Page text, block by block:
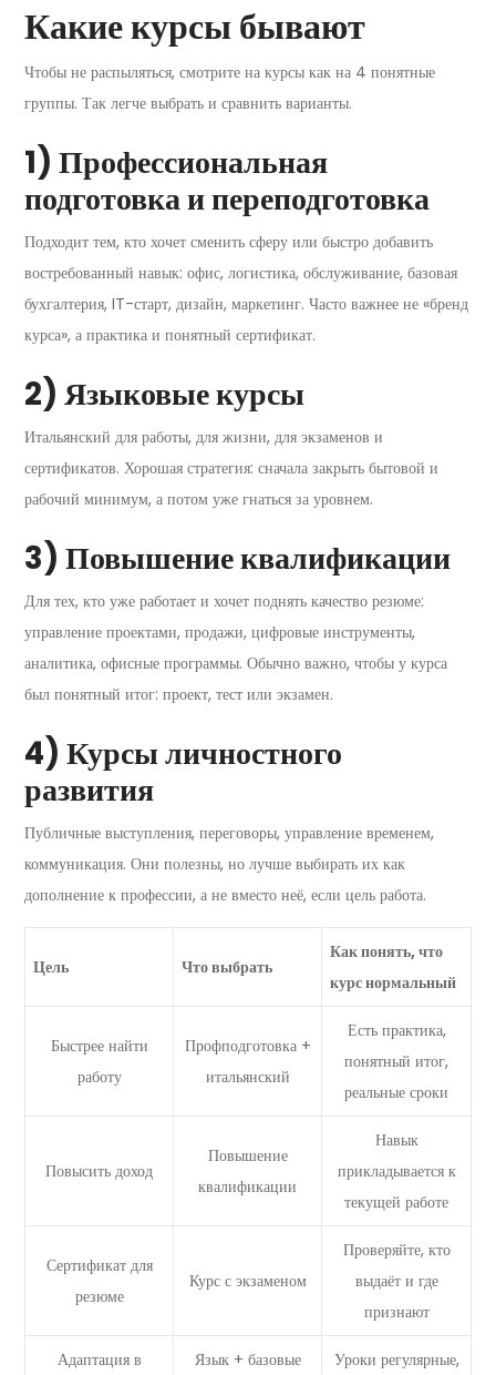
Какие курсы бывают
Чтобы не распыляться, смотрите на курсы как на 4 понятные
группы. Так легче выбрать и сравнить варианты.
1) Профессиональная
подготовка и переподготовка
Подходит тем, кто хочет сменить сферу или быстро добавить
востребованный навык: офис, логистика, обслуживание, базовая
бухгалтерия, IT-старт, дизайн, маркетинг. Часто важнее не «бренд
курса», а практика и понятный сертификат.
2) Языковые курсы
Итальянский для работы, для жизни, для экзаменов и
сертификатов. Хорошая стратегия: сначала закрыть бытовой и
рабочий минимум, а потом уже гнаться за уровнем.
3) Повышение квалификации
Для тех, кто уже работает и хочет поднять качество резюме:
управление проектами, продажи, цифровые инструменты,
аналитика, офисные программы. Обычно важно, чтобы у курса
был понятный итог: проект, тест или экзамен.
4) Курсы личностного
развития
Публичные выступления, переговоры, управление временем,
коммуникация. Они полезны, но лучше выбирать их как
дополнение к профессии, а не вместо неё, если цель работа.
Цель Что выбрать
Как понять, что
курс нормальный
Быстрее найти
работу
Профподготовка +
итальянский
Есть практика,
понятный итог,
реальные сроки
Повысить доход
Повышение
квалификации
Навык
прикладывается к
текущей работе
Сертификат для
резюме
Курс с экзаменом
Проверяйте, кто
выдаёт и где
признают
Адаптация в Язык + базовые Уроки регулярные,